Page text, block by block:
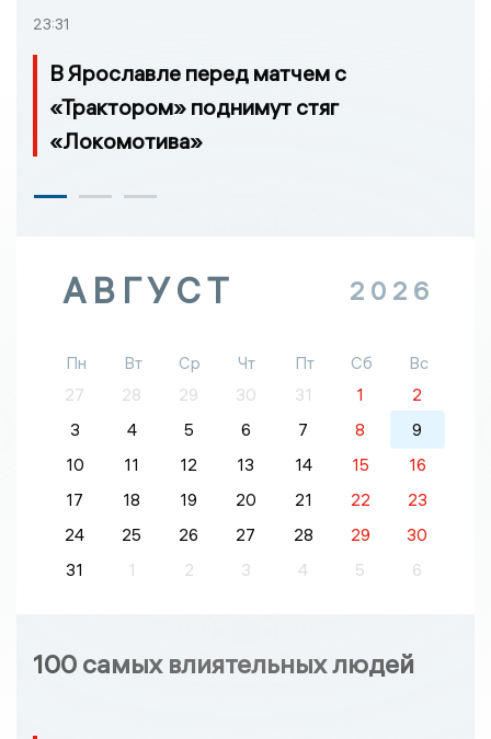
23:31
В Ярославле перед матчем с
«Трактором» поднимут стяг
«Локомотива»
АВГУСТ 2026
Пн Вт Ср Чт Пт Сб
Вс
27
28 29 30 31 1
2
3
4 5 6 7 8
9
10
11 12 13 14 15
16
17
18 19 20 21 22
23
24
25 26 27 28 29
30
31
1 2 3 4 5 6
100 самых влиятельных людей